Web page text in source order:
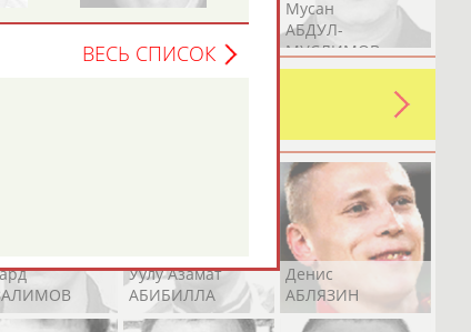
Эмиль
АБДУЛЛИН
Мусан
АБДУЛ-
МУСЛИМОВ
либо ошибку в уже
страны!
Уулу Азамат
АБИБИЛЛА
Денис
АБЛЯЗИН
ВЕСЬ СПИСОК